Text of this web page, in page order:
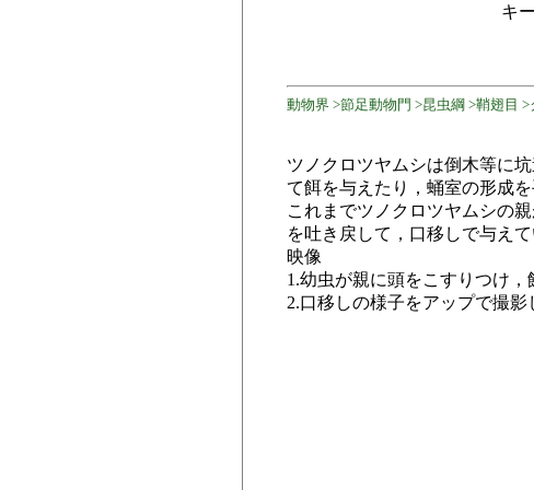
キ
動物界 >節足動物門 >昆虫綱 >鞘翅目
ツノクロツヤムシは倒木等に
て餌を与えたり，蛹室の形成
これまでツノクロツヤムシの
を吐き戻して，口移しで与え
映像
1.幼虫が親に頭をこすりつけ
2.口移しの様子をアップで撮